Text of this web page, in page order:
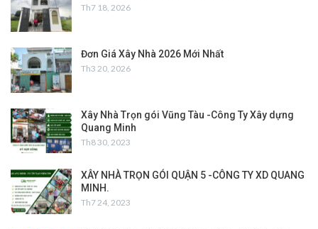
Th7 18, 2026
Đơn Giá Xây Nhà 2026 Mới Nhất
Th3 20, 2026
Xây Nhà Trọn gói Vũng Tàu -Công Ty Xây dựng
Quang Minh
Th8 30, 2023
XÂY NHÀ TRỌN GÓI QUẬN 5 -CÔNG TY XD QUANG
MINH.
Th7 24, 2023